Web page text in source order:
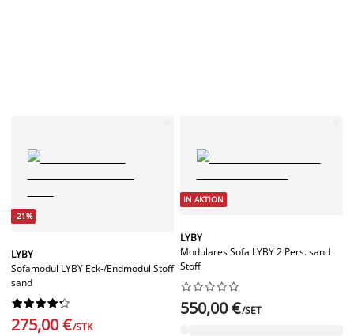
-21%
LYBY
Sofamodul LYBY Eck-/Endmodul Stoff
sand






275,00 €/STK
IN AKTION
LYBY
Modulares Sofa LYBY 2 Pers. sand
Stoff






550,00 €/SET